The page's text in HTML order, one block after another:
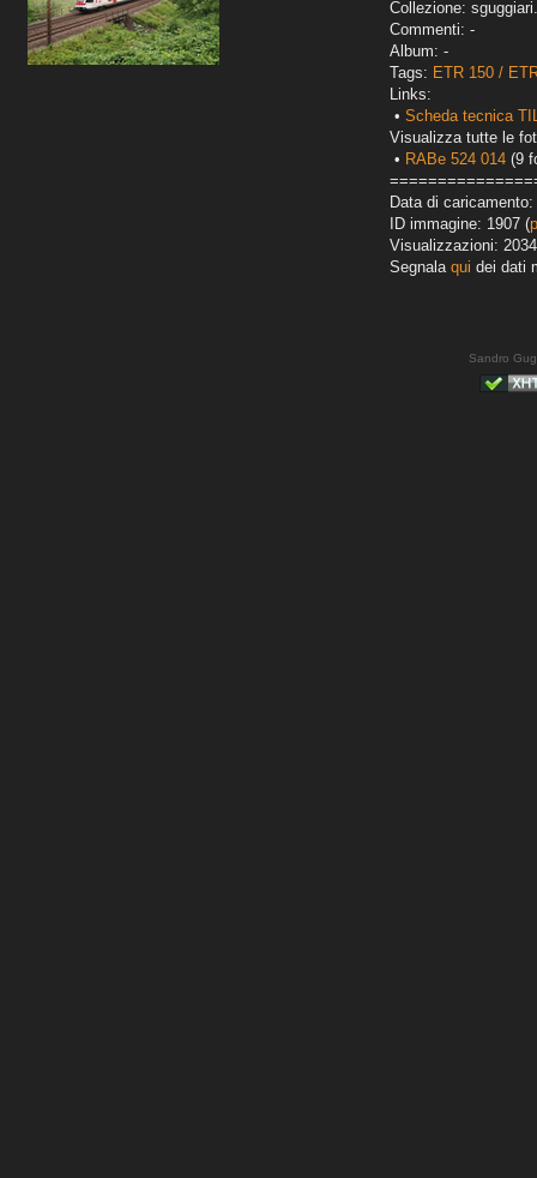
Collezione:
Commenti: -
Album: -
Tags: ETR 150 /
Links:
• Scheda tecnica
Visualizza tutte le
• RABe 524 014 (9
Data di
ID immagine: 1907 (
Visualizzazioni: 2034
Segnala qui dei dati
Sandro